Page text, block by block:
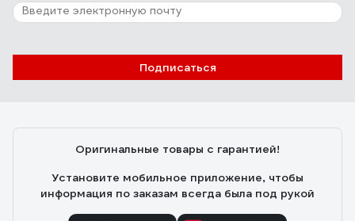
Подписаться
Оригинальные товары с гарантией!
Установите мобильное приложение, чтобы
информация по заказам всегда была под рукой